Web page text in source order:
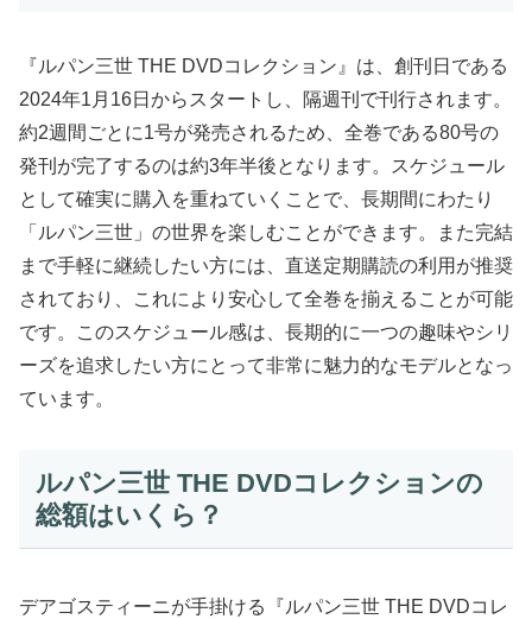
『ルパン三世 THE DVDコレクション』は、創刊日である
2024年1月16日からスタートし、隔週刊で刊行されます。
約2週間ごとに1号が発売されるため、全巻である80号の
発刊が完了するのは約3年半後となります。スケジュール
として確実に購入を重ねていくことで、長期間にわたり
「ルパン三世」の世界を楽しむことができます。また完結
まで手軽に継続したい方には、直送定期購読の利用が推奨
されており、これにより安心して全巻を揃えることが可能
です。このスケジュール感は、長期的に一つの趣味やシリ
ーズを追求したい方にとって非常に魅力的なモデルとなっ
ています。
ルパン三世 THE DVDコレクションの
総額はいくら？
デアゴスティーニが手掛ける『ルパン三世 THE DVDコレ